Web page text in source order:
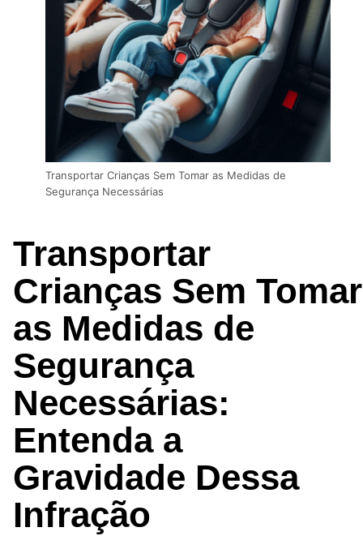
Transportar Crianças Sem Tomar as Medidas de
Segurança Necessárias
Transportar
Crianças Sem Tomar
as Medidas de
Segurança
Necessárias:
Entenda a
Gravidade Dessa
Infração